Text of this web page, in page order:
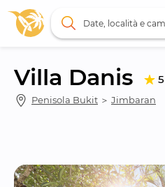
Villa Danis 5
Penisola Bukit ＞ Jimbaran